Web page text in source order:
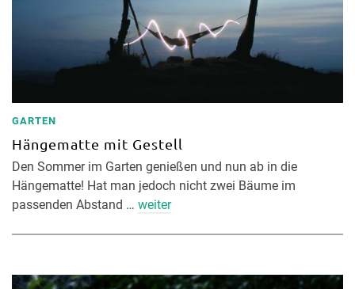
GARTEN
Hängematte mit Gestell
Den Sommer im Garten genießen und nun ab in die
Hängematte! Hat man jedoch nicht zwei Bäume im
passenden Abstand … weiter